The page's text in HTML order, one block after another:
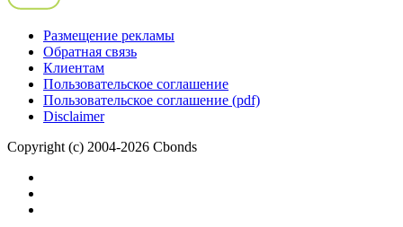
Размещение рекламы
Обратная связь
Клиентам
Пользовательское соглашение
Пользовательское соглашение (pdf)
Disclaimer
Copyright (c) 2004-2026 Cbonds